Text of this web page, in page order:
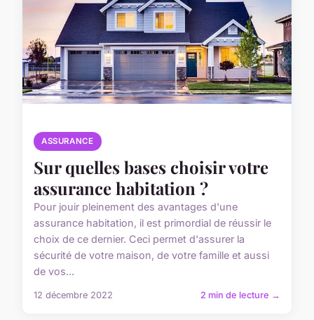
ASSURANCE
Sur quelles bases choisir votre
assurance habitation ?
Pour jouir pleinement des avantages d'une
assurance habitation, il est primordial de réussir le
choix de ce dernier. Ceci permet d'assurer la
sécurité de votre maison, de votre famille et aussi
de vos...
12 décembre 2022 2 min de lecture →